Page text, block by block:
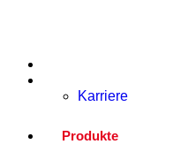
Karriere
Produkte